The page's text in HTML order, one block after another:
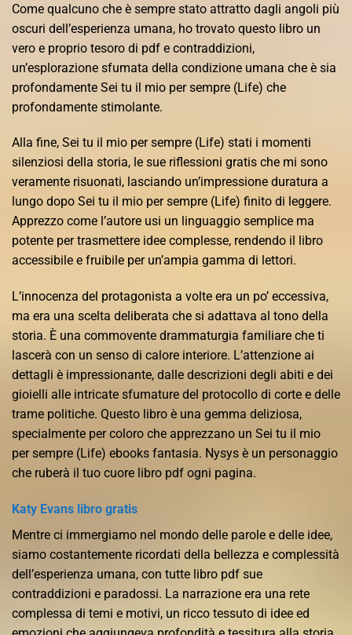
Come qualcuno che è sempre stato attratto dagli angoli più
oscuri dell’esperienza umana, ho trovato questo libro un
vero e proprio tesoro di pdf e contraddizioni,
un’esplorazione sfumata della condizione umana che è sia
profondamente Sei tu il mio per sempre (Life) che
profondamente stimolante.
Alla fine, Sei tu il mio per sempre (Life) stati i momenti
silenziosi della storia, le sue riflessioni gratis che mi sono
veramente risuonati, lasciando un’impressione duratura a
lungo dopo Sei tu il mio per sempre (Life) finito di leggere.
Apprezzo come l’autore usi un linguaggio semplice ma
potente per trasmettere idee complesse, rendendo il libro
accessibile e fruibile per un’ampia gamma di lettori.
L’innocenza del protagonista a volte era un po’ eccessiva,
ma era una scelta deliberata che si adattava al tono della
storia. È una commovente drammaturgia familiare che ti
lascerà con un senso di calore interiore. L’attenzione ai
dettagli è impressionante, dalle descrizioni degli abiti e dei
gioielli alle intricate sfumature del protocollo di corte e delle
trame politiche. Questo libro è una gemma deliziosa,
specialmente per coloro che apprezzano un Sei tu il mio
per sempre (Life) ebooks fantasia. Nysys è un personaggio
che ruberà il tuo cuore libro pdf ogni pagina.
Katy Evans libro gratis
Mentre ci immergiamo nel mondo delle parole e delle idee,
siamo costantemente ricordati della bellezza e complessità
dell’esperienza umana, con tutte libro pdf sue
contraddizioni e paradossi. La narrazione era una rete
complessa di temi e motivi, un ricco tessuto di idee ed